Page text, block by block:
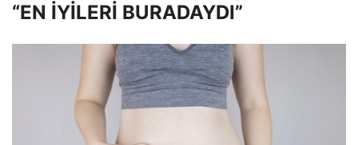
“EN İYİLERİ BURADAYDI”